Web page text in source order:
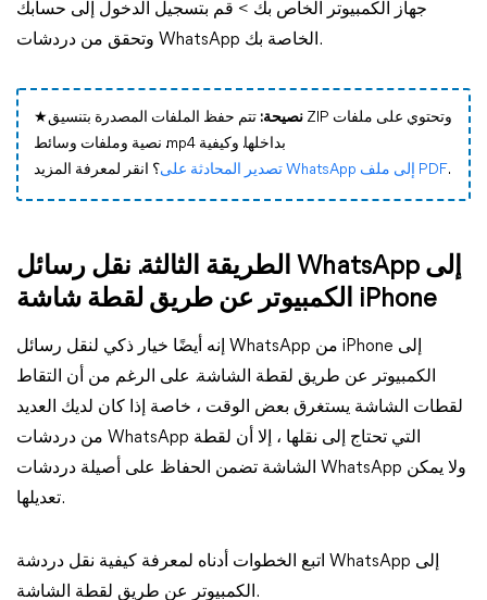
جهاز الكمبيوتر الخاص بك > قم بتسجيل الدخول إلى حسابك
وتحقق من دردشات WhatsApp الخاصة بك.
★ نصيحة: تتم حفظ الملفات المصدرة بتنسيق ZIP وتحتوي على ملفات
نصية وملفات وسائط .mp4 بداخلها. وكيفية
تصدير المحادثة على WhatsApp إلى ملف PDF ؟ انقر لمعرفة المزيد.
الطريقة الثالثة. نقل رسائل WhatsApp إلى
الكمبيوتر عن طريق لقطة شاشة iPhone
إنه أيضًا خيار ذكي لنقل رسائل WhatsApp من iPhone إلى
الكمبيوتر عن طريق لقطة الشاشة. على الرغم من أن التقاط
لقطات الشاشة يستغرق بعض الوقت ، خاصة إذا كان لديك العديد
من دردشات WhatsApp التي تحتاج إلى نقلها ، إلا أن لقطة
الشاشة تضمن الحفاظ على أصيلة دردشات WhatsApp ولا يمكن
تعديلها.
اتبع الخطوات أدناه لمعرفة كيفية نقل دردشة WhatsApp إلى
الكمبيوتر عن طريق لقطة الشاشة.